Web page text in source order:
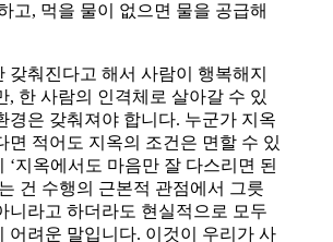
고, 먹을 물이 없으면 물을 공급해
갖춰진다고 해서 사람이 행복해지
, 한 사람의 인격체로 살아갈 수 있
경은 갖춰져야 합니다. 누군가 지옥
면 적어도 지옥의 조건은 면할 수 있
‘지옥에서도 마음만 잘 다스리면 된
건 수행의 근본적 관점에서 그릇
니라고 하더라도 현실적으로 모두
어려운 말입니다. 이것이 우리가 사